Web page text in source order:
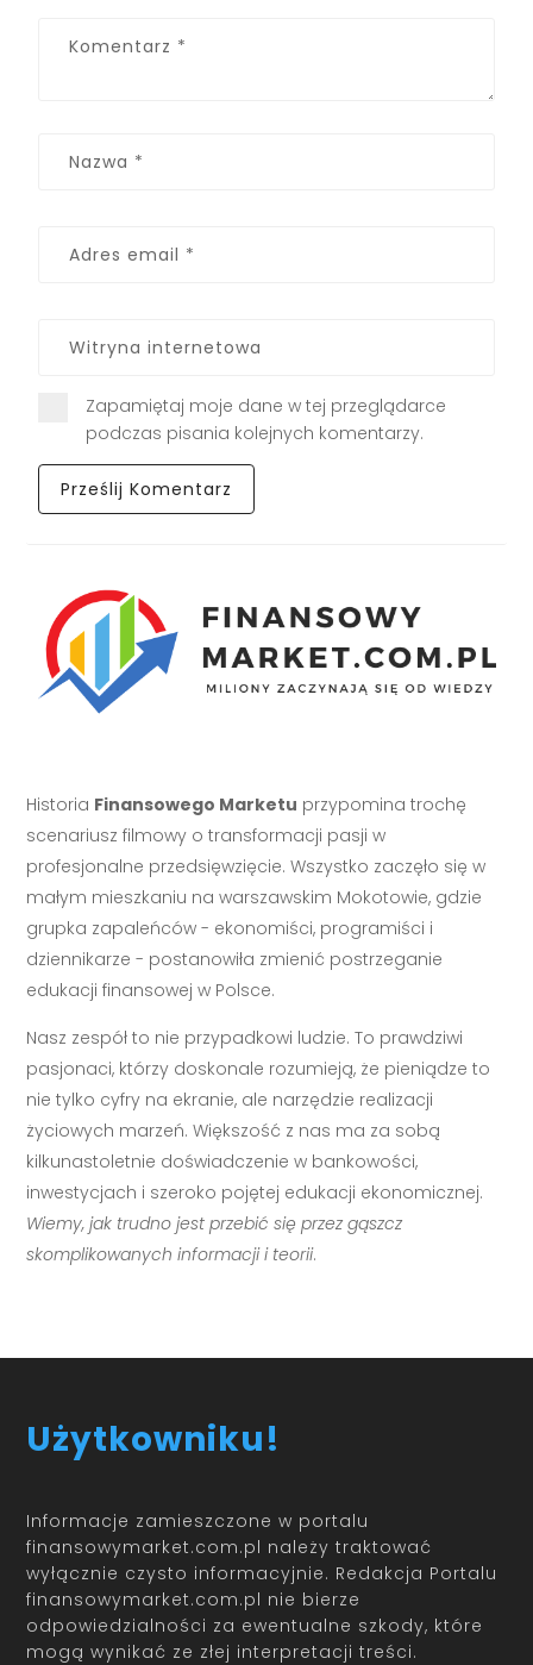
Zapamiętaj moje dane w tej przeglądarce
podczas pisania kolejnych komentarzy.
Historia Finansowego Marketu przypomina trochę
scenariusz filmowy o transformacji pasji w
profesjonalne przedsięwzięcie. Wszystko zaczęło się w
małym mieszkaniu na warszawskim Mokotowie, gdzie
grupka zapaleńców - ekonomiści, programiści i
dziennikarze - postanowiła zmienić postrzeganie
edukacji finansowej w Polsce.
Nasz zespół to nie przypadkowi ludzie. To prawdziwi
pasjonaci, którzy doskonale rozumieją, że pieniądze to
nie tylko cyfry na ekranie, ale narzędzie realizacji
życiowych marzeń. Większość z nas ma za sobą
kilkunastoletnie doświadczenie w bankowości,
inwestycjach i szeroko pojętej edukacji ekonomicznej.
Wiemy, jak trudno jest przebić się przez gąszcz
skomplikowanych informacji i teorii.
Użytkowniku!
Informacje zamieszczone w portalu
finansowymarket.com.pl należy traktować
wyłącznie czysto informacyjnie. Redakcja Portalu
finansowymarket.com.pl nie bierze
odpowiedzialności za ewentualne szkody, które
mogą wynikać ze złej interpretacji treści.